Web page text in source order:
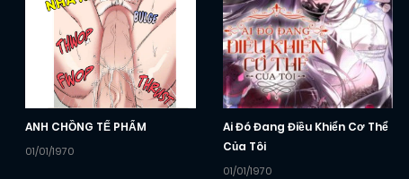
ANH CHỒNG TẾ PHẨM
01/01/1970
Ai Đó Đang Điều Khiển Cơ Thể
Của Tôi
01/01/1970